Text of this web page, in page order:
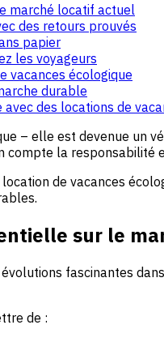
marché locatif actuel
des retours prouvés
papier
les voyageurs
vacances écologique
durable
des locations de
– elle est devenue un
la responsabilité
de vacances
sur le
fascinantes
de :